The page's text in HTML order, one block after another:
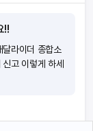
!!
라이더 종합소
고 이렇게 하세